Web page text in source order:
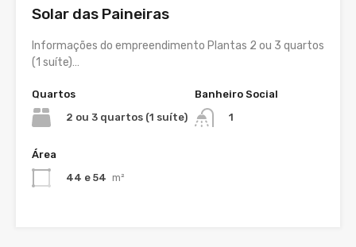
Solar das Paineiras
Informações do empreendimento Plantas 2 ou 3 quartos
(1 suíte)…
Quartos
2 ou 3 quartos (1 suíte)
Banheiro Social
1
Área
44 e 54 m²